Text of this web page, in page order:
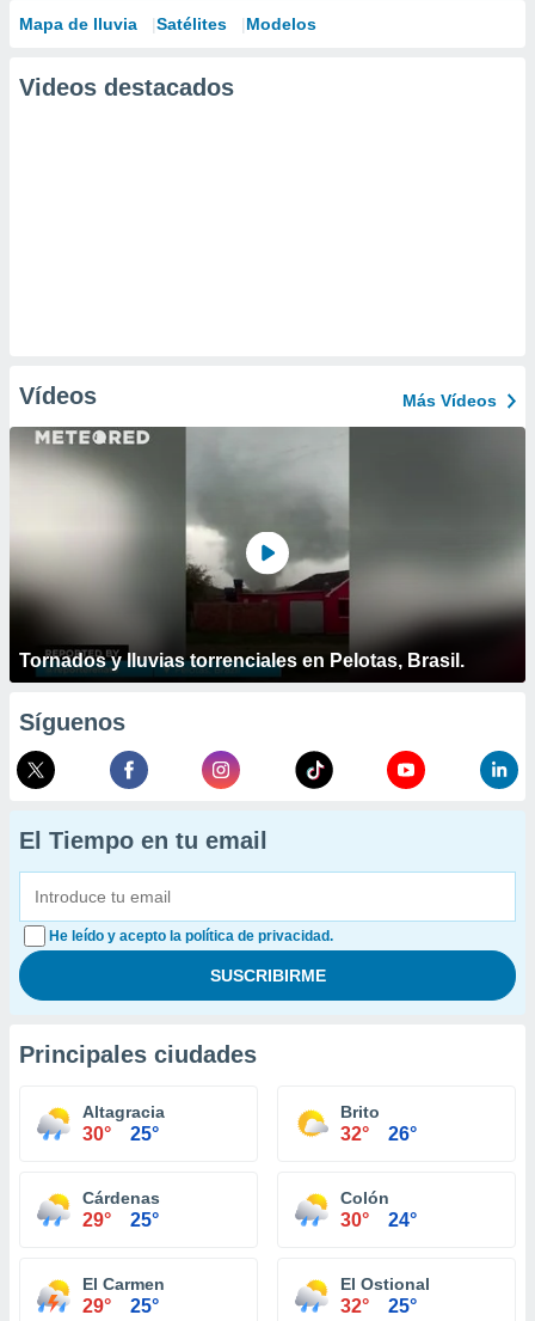
Mapa de lluvia Satélites Modelos
Videos destacados
Vídeos Más Vídeos
Tornados y lluvias torrenciales en Pelotas, Brasil.
Síguenos
El Tiempo en tu email
He leído y acepto la política de privacidad.
Principales ciudades
Altagracia
30° 25°
Brito
32° 26°
Cárdenas
29° 25°
Colón
30° 24°
El Carmen
29° 25°
El Ostional
32° 25°